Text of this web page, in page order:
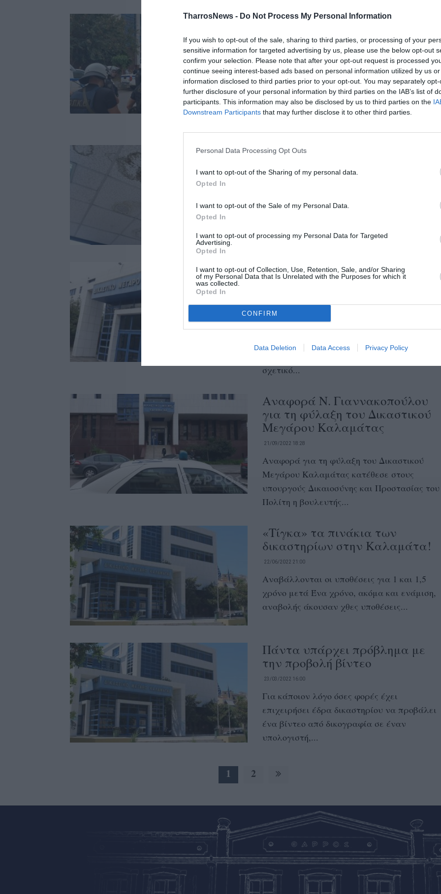
TharrosNews - Do Not Process My Personal Information
If you wish to opt-out of the sale, sharing to third parties, or processing of your
sensitive information for targeted advertising by us, please use the below opt-out
confirm your selection. Please note that after your opt-out request is processed
continue seeing interest-based ads based on personal information utilized by us
information disclosed to third parties prior to your opt-out. You may separately
further disclosure of your personal information by third parties on the IAB’s list of
participants. This information may also be disclosed by us to third parties on the
Downstream Participants that may further disclose it to other third parties.
Personal Data Processing Opt Outs
I want to opt-out of the Sharing of my personal data.
Opted In
I want to opt-out of the Sale of my Personal Data.
Opted In
I want to opt-out of processing my Personal Data for Targeted
Advertising.
Opted In
I want to opt-out of Collection, Use, Retention, Sale, and/or Sharing
of my Personal Data that Is Unrelated with the Purposes for which it
was collected.
Opted In
CONFIRM
Data Deletion Data Access Privacy Policy
Ναυάγιο στην Πύλο: Ένταση
πριν την έναρξη της δίκης
-Συμπλοκές διαδηλωτών και
ΕΛΑΣ
Από το πρωί, αποκλεισμένος παραμένει ο
χώρος έξω από το δικαστικό μέγαρο της
Όλα καλά, αρκεί να μην κοιτάς
χρειάζεται για μια πετυχημένη εκδήλωση,
Αυξήθηκαν σε δύο οι
αντιεισαγγελείς Εφετών στην
21/10/2022 11:00
Σε δύο αυξάνεται ο αριθμός των οργανικών
θέσεων των αντεισαγγελέων Εφετών στην
σχετικό...
Αναφορά Ν. Γιαννακοπούλου
για τη φύλαξη του Δικαστικού
Μεγάρου Καλαμάτας
21/09/2022 18:28
Αναφορά για τη φύλαξη του Δικαστικού
Μεγάρου Καλαμάτας κατέθεσε στους
υπουργούς Δικαιοσύνης και Προστασίας του
Πολίτη η βουλευτής...
«Τίγκα» τα πινάκια των
δικαστηρίων στην Καλαμάτα!
22/06/2022 21:00
Αναβάλλονται οι υποθέσεις για 1 και 1,5
χρόνο μετά Ένα χρόνο, ακόμα και ενάμιση,
αναβολής άκουσαν χθες υποθέσεις...
Πάντα υπάρχει πρόβλημα με
την προβολή βίντεο
23/03/2022 16:00
Για κάποιον λόγο όσες φορές έχει
επιχειρήσει έδρα δικαστηρίου να προβάλει
ένα βίντεο από δικογραφία σε έναν
υπολογιστή,...
1 2